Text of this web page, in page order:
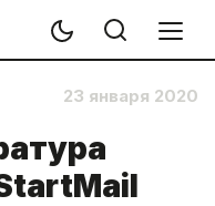
23 января 2020